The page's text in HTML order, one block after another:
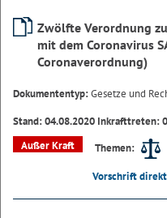
Zwölfte Verordnung
mit dem Coronavirus
Coronaverordnung)
Dokumententyp:Gesetze und
Stand: 04.08.2020 Inkrafttreten:
Außer Kraft
Themen:
Vorschrift